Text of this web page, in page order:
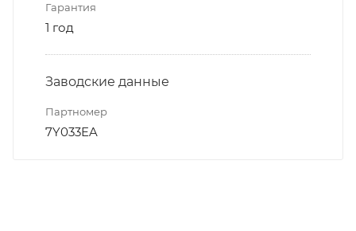
Гарантия
1 год
Заводские данные
Партномер
7Y033EA